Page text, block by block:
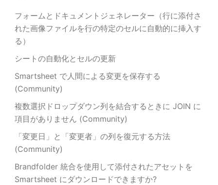
フォームとドキュメントジェネレーター（行に添付さ
れた画像ファイルを行の特定のセルに自動的に挿入す
る）
シートの自動化とセルの更新
Smartsheet で人間による変更を保存する
(Community)
複数選択ドロップダウン列を結合するときに JOIN に
項目がありません (Community)
「変更日」と「変更者」の列を復元する方法
(Community)
Brandfolder 統合を使用して添付されたアセットを
Smartsheet にダウンロードできますか?